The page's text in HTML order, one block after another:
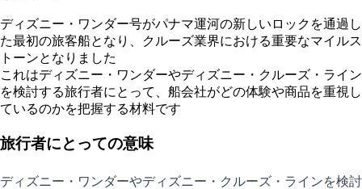
ディズニー・ワンダー号がパナマ運河の新しいロックを通過し
た最初の旅客船となり、クルーズ業界における重要なマイルス
トーンとなりました
これはディズニー・ワンダーやディズニー・クルーズ・ライン
を検討する旅行者にとって、船会社がどの体験や商品を重視し
ているのかを把握する材料です
旅行者にとっての意味
ディズニー・ワンダーやディズニー・クルーズ・ラインを検討